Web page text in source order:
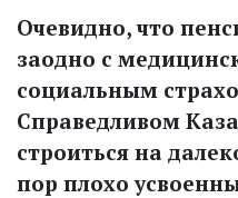
Очевидно, что
заодно с
социальным
Справедливом
строиться на
пор плохо